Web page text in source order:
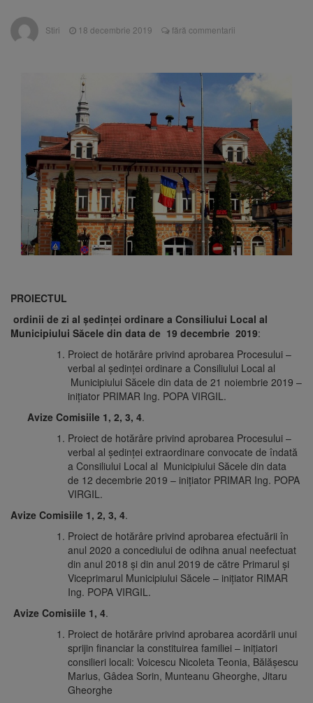
10 august 2026
preventiv după atacul asupra ambulanței
în Piatra Craiului. Turist salvat de Salvamont
10 august 2026
Concert cu intrare liberă la
Făgăraș, pe 14 august. Cvartetul NaunArt
aduce pe scenă muzicieni brașoveni
Stiri 18 decembrie 2019 fără commentarii
PROIECTUL
ordinii de zi al ședinței ordinare a Consiliului Local al
Municipiului Săcele din data de 19 decembrie 2019:
Proiect de hotărâre privind aprobarea Procesului –
verbal al şedinţei ordinare a Consiliului Local al
Municipiului Săcele din data de 21 noiembrie 2019 –
iniţiator PRIMAR Ing. POPA VIRGIL.
Avize Comisiile 1, 2, 3, 4.
Proiect de hotărâre privind aprobarea Procesului –
verbal al şedinţei extraordinare convocate de îndată
a Consiliului Local al Municipiului Săcele din data
de 12 decembrie 2019 – iniţiator PRIMAR Ing. POPA
VIRGIL.
Avize Comisiile 1, 2, 3, 4.
Proiect de hotărâre privind aprobarea efectuării în
anul 2020 a concediului de odihna anual neefectuat
din anul 2018 și din anul 2019 de către Primarul și
Viceprimarul Municipiului Săcele – iniţiator RIMAR
Ing. POPA VIRGIL.
Avize Comisiile 1, 4.
Proiect de hotărâre privind aprobarea acordării unui
sprijin financiar la constituirea familiei – iniţiatori
consilieri locali: Voicescu Nicoleta Teonia, Bălășescu
Marius, Gâdea Sorin, Munteanu Gheorghe, Jitaru
Gheorghe